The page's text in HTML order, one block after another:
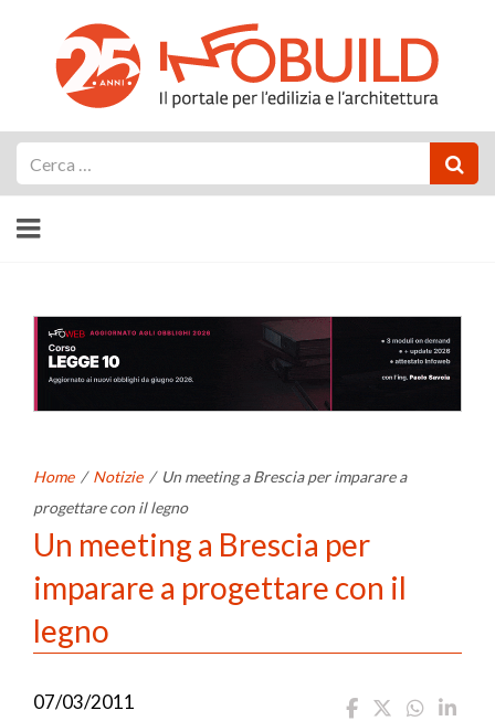
Home / Notizie / Un meeting a Brescia per imparare a
progettare con il legno
Un meeting a Brescia per
imparare a progettare con il
legno
07/03/2011